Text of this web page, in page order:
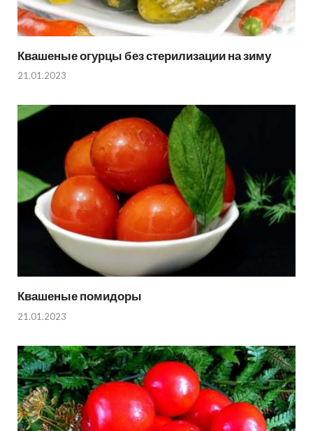
Квашеные огурцы без стерилизации на зиму
21.01.2023
Квашеные помидоры
21.01.2023